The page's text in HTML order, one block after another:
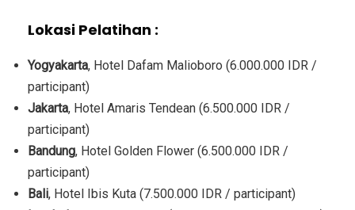
Lokasi Pelatihan :
Yogyakarta, Hotel Dafam Malioboro (6.000.000 IDR /
participant)
Jakarta, Hotel Amaris Tendean (6.500.000 IDR /
participant)
Bandung, Hotel Golden Flower (6.500.000 IDR /
participant)
Bali, Hotel Ibis Kuta (7.500.000 IDR / participant)